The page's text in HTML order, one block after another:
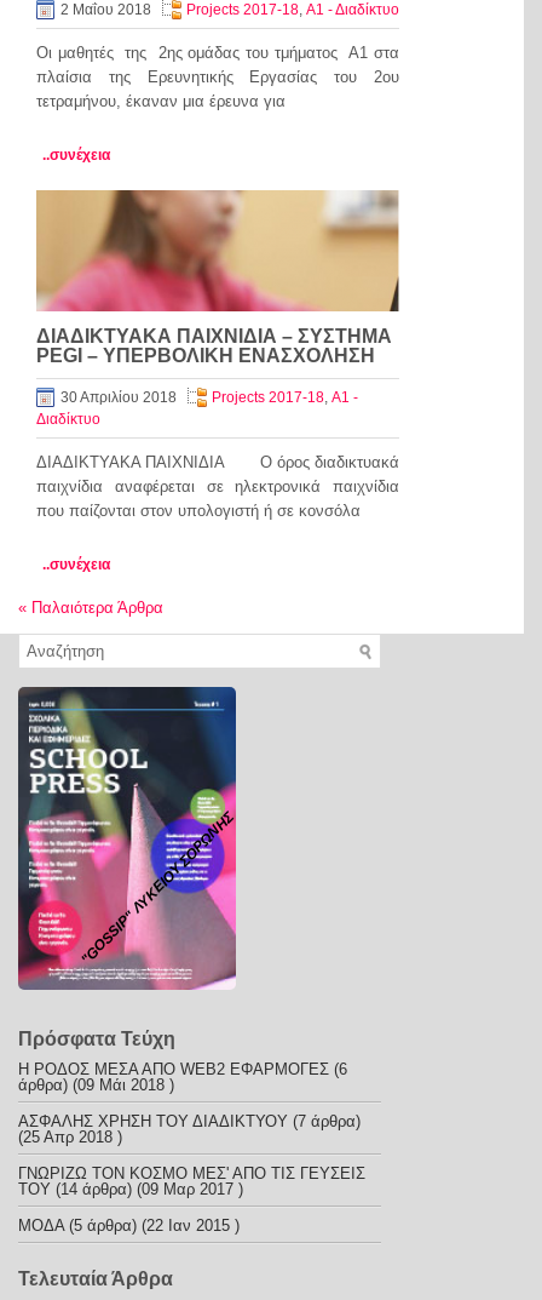
2 Μαΐου 2018 Projects 2017-18, Α1 - Διαδίκτυο
Οι μαθητές της 2ης ομάδας του τμήματος Α1 στα
πλαίσια της Ερευνητικής Εργασίας του 2ου
τετραμήνου, έκαναν μια έρευνα για
..συνέχεια
ΔΙΑΔΙΚΤΥΑΚΑ ΠΑΙΧΝΙΔΙΑ – ΣΥΣΤΗΜΑ
PEGI – ΥΠΕΡΒΟΛΙΚΗ ΕΝΑΣΧΟΛΗΣΗ
30 Απριλίου 2018 Projects 2017-18, Α1 -
Διαδίκτυο
ΔΙΑΔΙΚΤΥΑΚΑ ΠΑΙΧΝΙΔΙΑ Ο όρος διαδικτυακά
παιχνίδια αναφέρεται σε ηλεκτρονικά παιχνίδια
που παίζονται στον υπολογιστή ή σε κονσόλα
..συνέχεια
« Παλαιότερα Άρθρα
"GOSSIP" ΛΥΚΕΙΟΥ ΣΟΡΩΝΗΣ
Πρόσφατα Τεύχη
Η ΡΟΔΟΣ ΜΕΣΑ ΑΠΟ WEB2 ΕΦΑΡΜΟΓΕΣ (6
άρθρα) (09 Μάι 2018 )
ΑΣΦΑΛΗΣ ΧΡΗΣΗ ΤΟΥ ΔΙΑΔΙΚΤΥΟΥ (7 άρθρα)
(25 Απρ 2018 )
ΓΝΩΡΙΖΩ ΤΟΝ ΚΟΣΜΟ ΜΕΣ' ΑΠΟ ΤΙΣ ΓΕΥΣΕΙΣ
ΤΟΥ (14 άρθρα) (09 Μαρ 2017 )
ΜΟΔΑ(5 άρθρα) (22 Ιαν 2015 )
Τελευταία Άρθρα